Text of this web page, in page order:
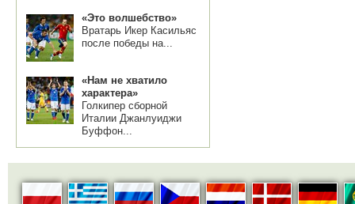
«Это волшебство»
Вратарь Икер Касильяс
после победы на...
«Нам не хватило
характера»
Голкипер сборной
Италии Джанлуиджи
Буффон...